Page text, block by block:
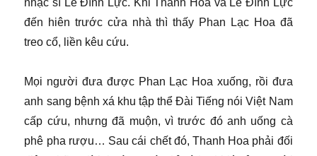
nhạc sĩ Lê Đình Lực. Khi Thanh Hoa và Lê Đình Lực
đến hiên trước cửa nhà thì thấy Phan Lạc Hoa đã
treo cổ, liền kêu cứu.
Mọi người đưa được Phan Lạc Hoa xuống, rồi đưa
anh sang bệnh xá khu tập thể Đài Tiếng nói Việt Nam
cấp cứu, nhưng đã muộn, vì trước đó anh uống cà
phê pha rượu… Sau cái chết đó, Thanh Hoa phải đối